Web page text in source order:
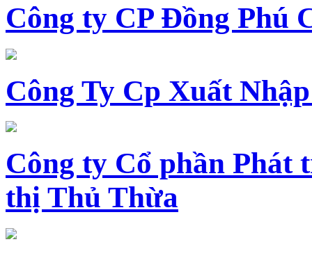
Công ty CP Đồng Phú
Công Ty Cp Xuất
Công ty Cổ phần Phát
thị Thủ Thừa